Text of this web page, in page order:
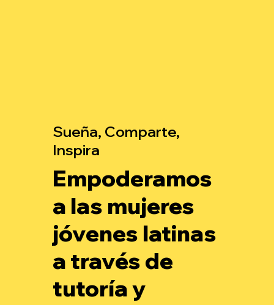
Sueña, Comparte,
Inspira
Empoderamos
a las mujeres
jóvenes latinas
a través de
tutoría y